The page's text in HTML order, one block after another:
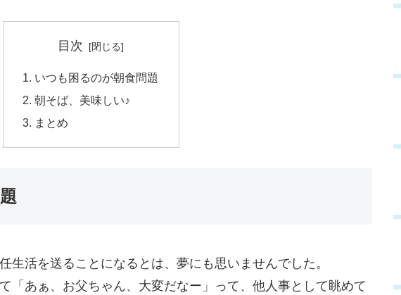
目次
いつも困るのが朝食問題
朝そば、美味しい♪
まとめ
生活を送ることになるとは、夢にも思いませんでした。
「あぁ、お父ちゃん、大変だなー」って、他人事として眺めて